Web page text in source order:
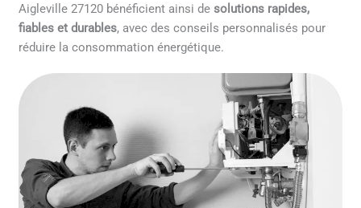
Aigleville 27120 bénéficient ainsi desolutions rapides,
fiables et durables, avec des conseils personnalisés pour
réduire la consommation énergétique.